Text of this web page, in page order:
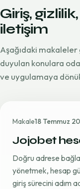
Giriş,
iletişim
Aşağıdaki makaleler
duyulan konulara
ve uygulamaya
Makale18 Temmuz
Jojobet
Doğru adrese
yönetmek, hesap
giriş sürecini adım